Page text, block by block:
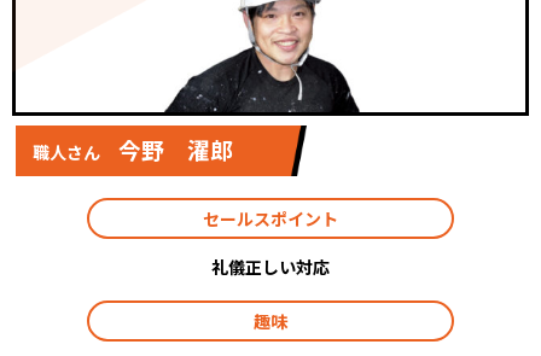
職人さん 今野 濯郎
セールスポイント
礼儀正しい対応
趣味